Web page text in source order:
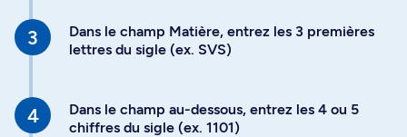
Dans le champ Matière, entrez les 3 premières
lettres du sigle (ex. SVS)
Dans le champ au-dessous, entrez les 4 ou 5
chiffres du sigle (ex. 1101)